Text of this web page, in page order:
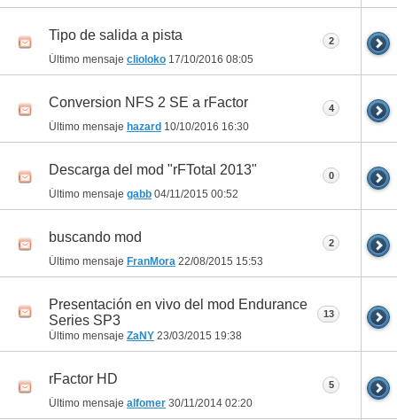
Tipo de salida a pista
Último mensaje clioloko 17/10/2016 08:05
2
Conversion NFS 2 SE a rFactor
Último mensaje hazard 10/10/2016 16:30
4
Descarga del mod "rFTotal 2013"
Último mensaje gabb 04/11/2015 00:52
0
buscando mod
Último mensaje FranMora 22/08/2015 15:53
2
Presentación en vivo del mod Endurance
Series SP3
Último mensaje ZaNY 23/03/2015 19:38
13
rFactor HD
Último mensaje alfomer 30/11/2014 02:20
5